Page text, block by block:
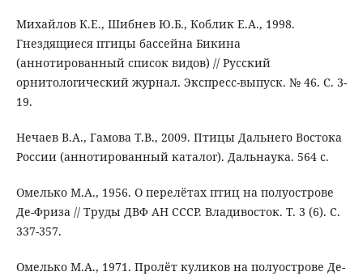
Михайлов К.Е., Шибнев Ю.Б., Коблик Е.А., 1998.
Гнездящиеся птицы бассейна Бикина
(аннотированный список видов) // Русский
орнитологический журнал. Экспресс-выпуск. № 46. С. 3-
19.
Нечаев В.А., Гамова Т.В., 2009. Птицы Дальнего Востока
России (аннотированный каталог). Дальнаука. 564 с.
Омелько М.А., 1956. О перелётах птиц на полуострове
Де-Фриза // Труды ДВФ АН СССР. Владивосток. Т. 3 (6). С.
337-357.
Омелько М.А., 1971. Пролёт куликов на полуострове Де-